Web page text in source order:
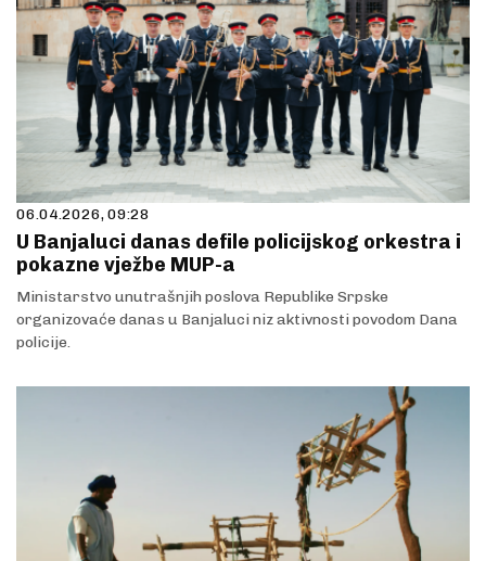
06.04.2026, 09:28
U Banjaluci danas defile policijskog orkestra i
pokazne vježbe MUP-a
Ministarstvo unutrašnjih poslova Republike Srpske
organizovaće danas u Banjaluci niz aktivnosti povodom Dana
policije.